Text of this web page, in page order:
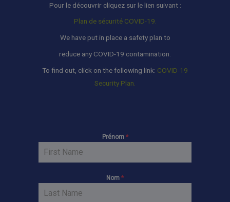
Pour le découvrir cliquez sur le lien suivant :
Plan de sécurité COVID-19.
We have put in place a safety plan to
reduce any COVID-19 contamination.
To find out, click on the following link: COVID-19
Security Plan.
Prénom *
Nom *